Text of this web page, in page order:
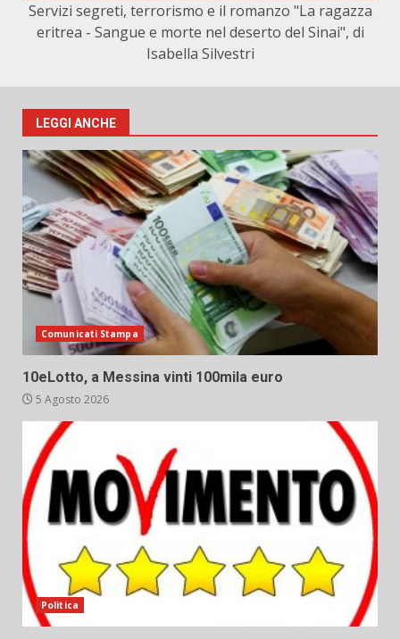
Servizi segreti, terrorismo e il romanzo "La ragazza
eritrea - Sangue e morte nel deserto del Sinai", di
Isabella Silvestri
LEGGI ANCHE
Comunicati Stampa
10eLotto, a Messina vinti 100mila euro
5 Agosto 2026
Politica